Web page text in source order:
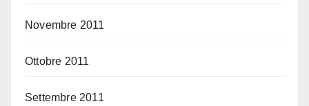
Novembre 2011
Ottobre 2011
Settembre 2011